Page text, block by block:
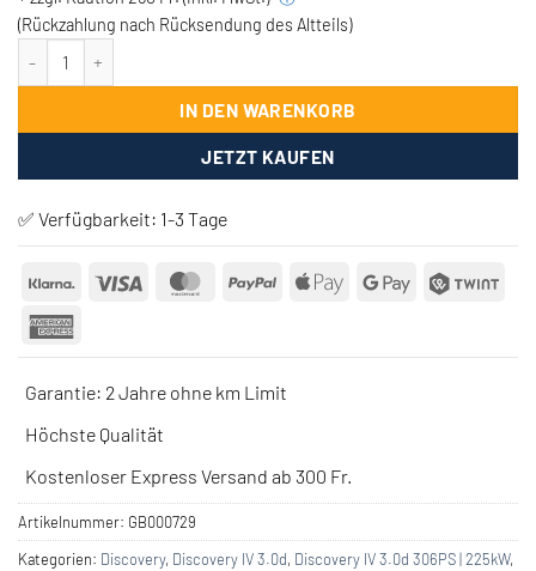
(Rückzahlung nach Rücksendung des Altteils)
IN DEN WARENKORB
JETZT KAUFEN
✅ Verfügbarkeit: 1-3 Tage
Klarna Visa MasterCardPayPal Apple
Google
Express
Garantie: 2 Jahre ohne km Limit
Höchste Qualität
Kostenloser Express Versand ab 300 Fr.
Artikelnummer: GB000729
Kategorien: Discovery, Discovery IV 3.0d, Discovery IV 3.0d 306PS | 225kW,